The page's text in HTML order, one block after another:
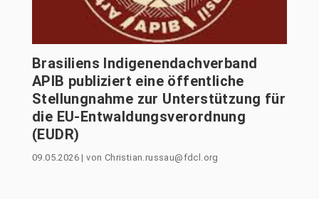
Brasiliens Indigenendachverband
APIB publiziert eine öffentliche
Stellungnahme zur Unterstützung für
die EU-Entwaldungsverordnung
(EUDR)
09.05.2026|von Christian.russau@fdcl.org